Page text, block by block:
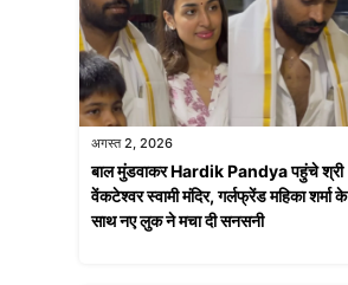
अगस्त 2, 2026
बाल मुंडवाकर Hardik Pandya पहुंचे श्री
वेंकटेश्वर स्वामी मंदिर, गर्लफ्रेंड महिका शर्मा के
साथ नए लुक ने मचा दी सनसनी